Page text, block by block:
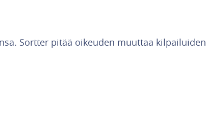
Sortter pitää oikeuden muuttaa kilpailuiden